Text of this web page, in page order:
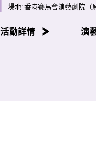
This concert is more than
Phil, creating a
場地:香港賽馬會演藝劇院（
活動詳情 演